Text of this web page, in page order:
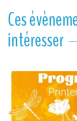
Ces
intéresser